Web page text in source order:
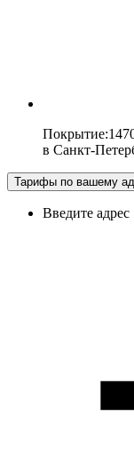
Покрытие:
в Санкт-
Тарифы по вашему
Введите адрес